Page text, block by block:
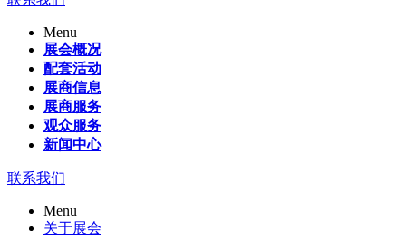
Menu
展会概况
配套活动
展商信息
展商服务
观众服务
新闻中心
联系我们
Menu
关于展会